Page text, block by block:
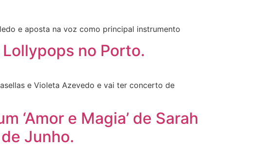
e aposta na voz como principal instrumento
Lollypops no Porto.
e Violeta Azevedo e vai ter concerto de
‘Amor e Magia’ de Sarah
Junho.